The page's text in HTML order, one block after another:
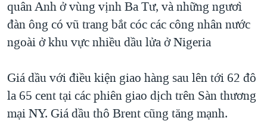
chính
Đi
tới
TỰ DO BÁO CHÍ
VẠCH TRẦN TIN GIẢ
ĐỜI SỐNG
CHUYÊN ĐỀ
CHIẾN TRANH THƯƠNG MẠI CỦA MỸ: QUÁ KHỨ VÀ HIỆN
HÀNH TRÌNH BẦU CỬ 2024
MỘT NĂM CHIẾN TRANH TẠI DẢI GAZA
GIẢI MÃ VÀNH ĐAI & CON ĐƯỜNG
HỌC TIẾNG ANH
NGHE
MẠNG XÃ HỘI
quân Anh ở vùng vịnh Ba Tư, và những ngươì
đàn ông có vũ trang bắt cóc các công nhân nước
ngoài ở khu vực nhiều dầu lửa ở Nigeria
Giá dầu với điều kiện giao hàng sau lên tới 62 đô
la 65 cent tại các phiên giao dịch trên Sàn thương
mại NY. Giá dầu thô Brent cũng tăng mạnh.